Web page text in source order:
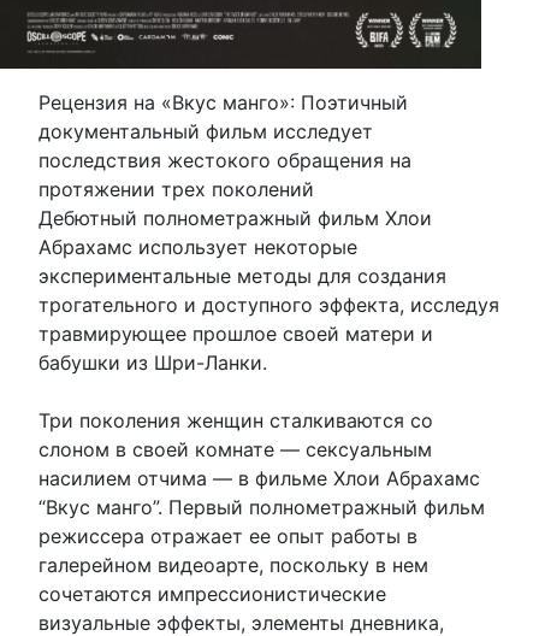
Рецензия на «Вкус манго»: Поэтичный
документальный фильм исследует
последствия жестокого обращения на
протяжении трех поколений
Дебютный полнометражный фильм Хлои
Абрахамс использует некоторые
экспериментальные методы для создания
трогательного и доступного эффекта, исследуя
травмирующее прошлое своей матери и
бабушки из Шри-Ланки.
Три поколения женщин сталкиваются со
слоном в своей комнате — сексуальным
насилием отчима — в фильме Хлои Абрахамс
“Вкус манго”. Первый полнометражный фильм
режиссера отражает ее опыт работы в
галерейном видеоарте, поскольку в нем
сочетаются импрессионистические
визуальные эффекты, элементы дневника,